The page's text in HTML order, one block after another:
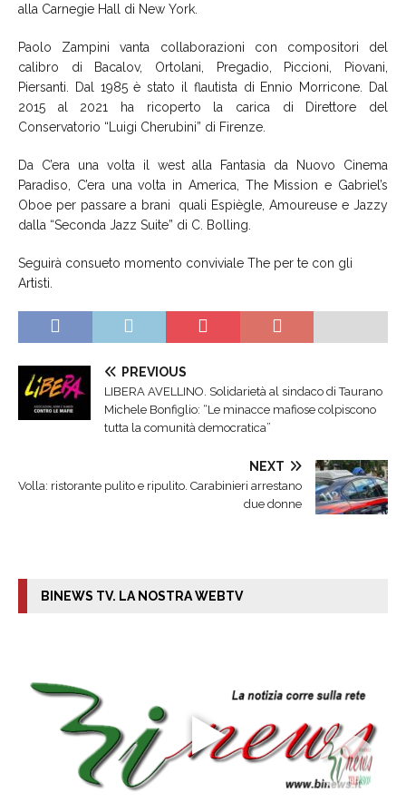
alla Carnegie Hall di New York.
Paolo Zampini vanta collaborazioni con compositori del
calibro di Bacalov, Ortolani, Pregadio, Piccioni, Piovani,
Piersanti. Dal 1985 è stato il flautista di Ennio Morricone. Dal
2015 al 2021 ha ricoperto la carica di Direttore del
Conservatorio “Luigi Cherubini” di Firenze.
Da C’era una volta il west alla Fantasia da Nuovo Cinema
Paradiso, C’era una volta in America, The Mission e Gabriel’s
Oboe per passare a brani quali Espiègle, Amoureuse e Jazzy
dalla “Seconda Jazz Suite” di C. Bolling.
Seguirà consueto momento conviviale The per te con gli
Artisti.
PREVIOUS
LIBERA AVELLINO. Solidarietà al sindaco di Taurano
Michele Bonfiglio: “Le minacce mafiose colpiscono
tutta la comunità democratica”
NEXT
Volla: ristorante pulito e ripulito. Carabinieri arrestano
due donne
BINEWS TV. LA NOSTRA WEBTV